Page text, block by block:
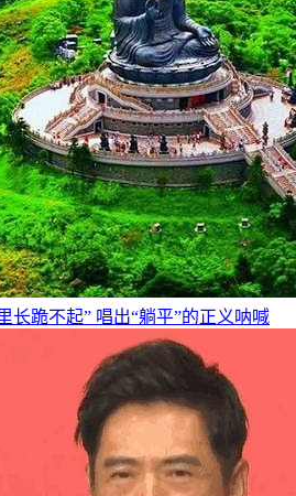
长跪不起” 唱出“躺平”的正义呐喊